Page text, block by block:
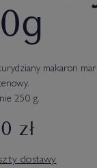
makaron
250 g.
zł
dostawy